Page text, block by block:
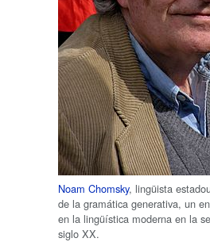
Noam Chomsky, lingüista
de la gramática generativa, un
en la lingüística moderna en la
siglo XX.